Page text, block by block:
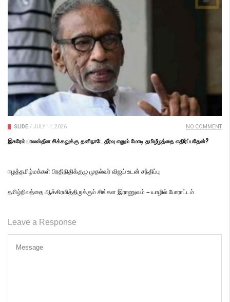
SLIDE / JULY 11, 2026 NO COMMENT
இசுரேல் பாலஸ்தீன சிக்கலுக்கு தனிநாடே தீர்வு எனும் மோடி தமிழீழத்தை எதிர்ப்பதேன்?
ஈழத்தமிழ்மக்கள் பிரதிநிதிக்குழு முதல்வர் விஜய் உடன் சந்திப்பு
தமிழ்நிலத்தை ஆக்கிரமித்திருக்கும் சிங்கள இராணுவம் – யாழில் போராட்டம்
Leave a Response